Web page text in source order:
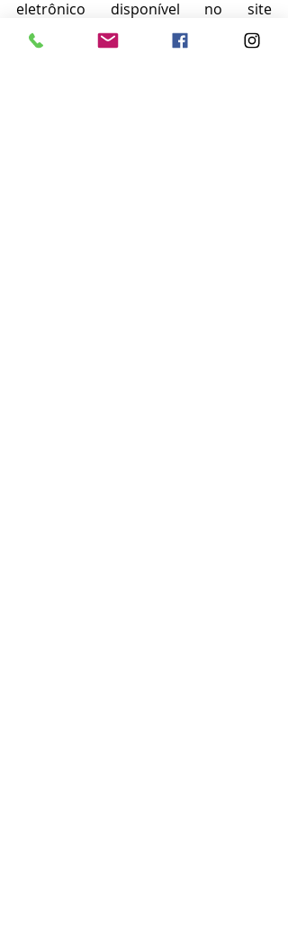
eletrônico disponível no site
bastosmf.com/eee, no período de
18/05/2026 à 19/07/2026. Todas as